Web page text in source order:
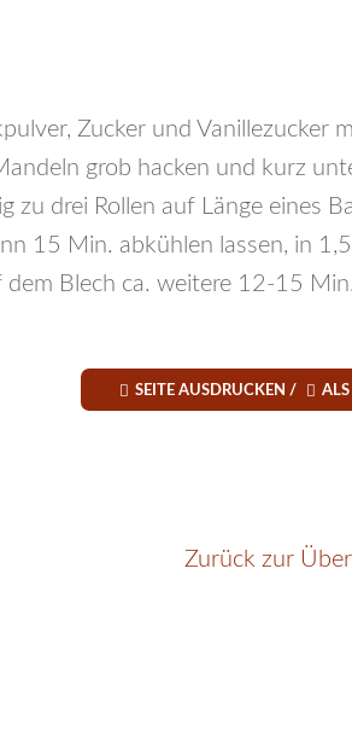
Zucker und Vanillezucker
grob hacken und kurz
zu drei Rollen auf Länge eines
15 Min. abkühlen lassen, in
dem Blech ca. weitere 12-15
 SEITE AUSDRUCKEN /  ALS
Zurück zur